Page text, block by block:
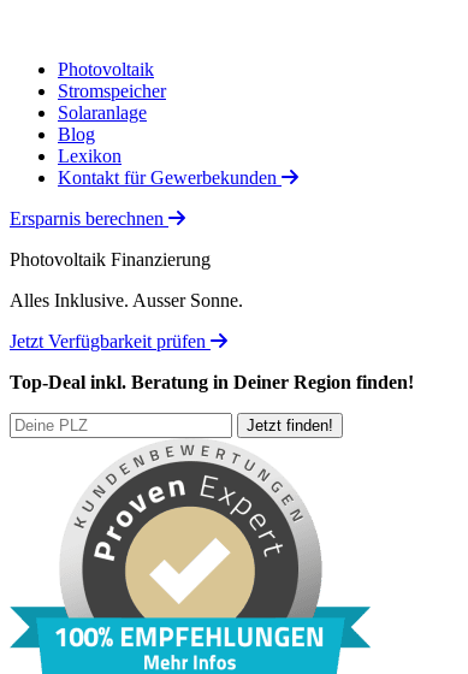
Photovoltaik
Stromspeicher
Solaranlage
Blog
Lexikon
Kontakt für Gewerbekunden
Ersparnis berechnen
Photovoltaik Finanzierung
Alles Inklusive. Ausser Sonne.
Jetzt Verfügbarkeit prüfen
Top-Deal inkl. Beratung in Deiner Region finden!